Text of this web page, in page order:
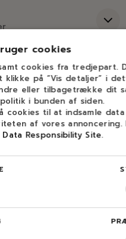
erfaring og faglig indsigt
cookies
cookies fra tredjepart.
på ”Vis detaljer” i
eller tilbagetrække dit
i bunden af siden.
cookies til at indsamle
af vores annoncering.
Responsibility Site.